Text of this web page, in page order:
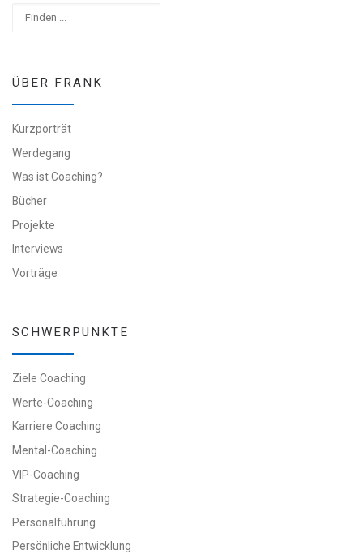
ÜBER FRANK
Kurzporträt
Werdegang
Was ist Coaching?
Bücher
Projekte
Interviews
Vorträge
SCHWERPUNKTE
Ziele Coaching
Werte-Coaching
Karriere Coaching
Mental-Coaching
VIP-Coaching
Strategie-Coaching
Personalführung
Persönliche Entwicklung